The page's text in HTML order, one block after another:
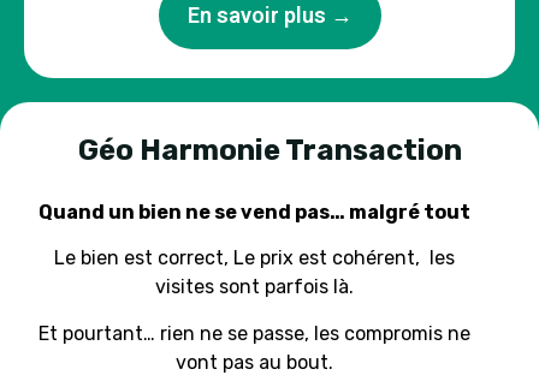
En savoir plus →
Géo Harmonie Transaction
Quand un bien ne se vend pas… malgré tout
Le bien est correct, Le prix est cohérent, les
visites sont parfois là.
Et pourtant… rien ne se passe, les compromis ne
vont pas au bout.